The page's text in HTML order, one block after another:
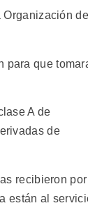
Organización de
para que
A de
de
recibieron por
están al